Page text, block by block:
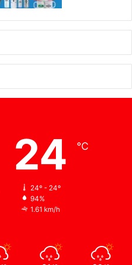
24 ℃
24º - 24º
94%
1.61 km/h